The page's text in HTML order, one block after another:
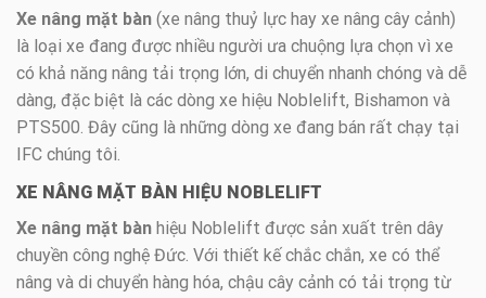
Xe nâng mặt bàn (xe nâng thuỷ lực hay xe nâng cây cảnh)
là loại xe đang được nhiều người ưa chuộng lựa chọn vì xe
có khả năng nâng tải trọng lớn, di chuyển nhanh chóng và dễ
dàng, đặc biệt là các dòng xe hiệu Noblelift, Bishamon và
PTS500. Đây cũng là những dòng xe đang bán rất chạy tại
IFC chúng tôi.
XE NÂNG MẶT BÀN HIỆU NOBLELIFT
Xe nâng mặt bàn hiệu Noblelift được sản xuất trên dây
chuyền công nghệ Đức. Với thiết kế chắc chắn, xe có thể
nâng và di chuyển hàng hóa, chậu cây cảnh có tải trọng từ